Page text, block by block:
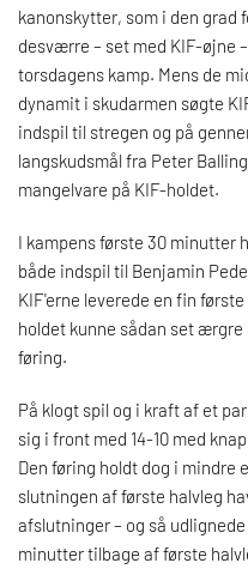
kanonskytter, som i den grad
desværre – set med KIF-øjne
torsdagens kamp. Mens de
dynamit i skudarmen søgte
indspil til stregen og på
langskudsmål fra Peter
mangelvare på KIF-holdet.
I kampens første 30 minutter
både indspil til Benjamin
KIF'erne leverede en fin
holdet kunne sådan set ærgre
føring.
På klogt spil og i kraft af et
sig i front med 14-10 med
Den føring holdt dog i mindre
slutningen af første halvleg
afslutninger – og så
minutter tilbage af første